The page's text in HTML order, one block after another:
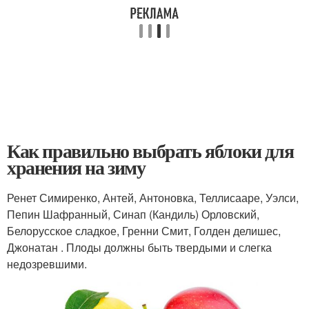
Как правильно выбрать яблоки для
хранения на зиму
Ренет Симиренко, Антей, Антоновка, Теллисааре, Уэлси,
Пепин Шафранный, Синап (Кандиль) Орловский,
Белорусское сладкое, Гренни Смит, Голден делишес,
Джонатан . Плоды должны быть твердыми и слегка
недозревшими.